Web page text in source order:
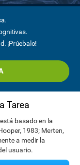
¡Prúebalo!
Tarea
basado en la
1983; Merten,
a medir la
usuario.